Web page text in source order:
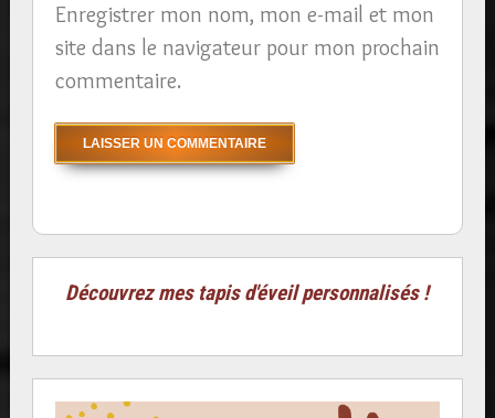
Enregistrer mon nom, mon e-mail et mon
site dans le navigateur pour mon prochain
commentaire.
Découvrez mes tapis d'éveil personnalisés !